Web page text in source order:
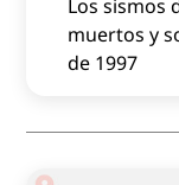
Los sismos
muertos y
de 1997